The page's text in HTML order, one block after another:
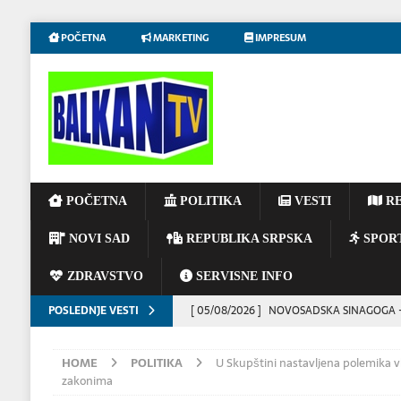
POČETNA MARKETING IMPRESUM
POČETNA POLITIKA VESTI
NOVI SAD REPUBLIKA SRPSKA
ZDRAVSTVO SERVISNE INFO
POSLEDNJE VESTI [ 05/08/2026 ] NOVOSADSKA SINAGOGA
[ 05/08/2026 ] Blokada luka ugrožava
HOME POLITIKA
U Skupštini nastavljena polemika
zakonima